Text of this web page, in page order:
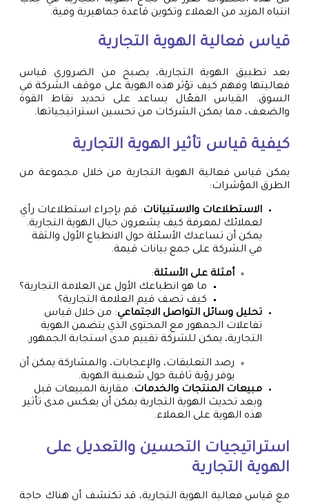
انتباه المزيد من العملاء وتكوين قاعدة جماهيرية وفية.
قياس فعالية الهوية التجارية
بعد تطبيق الهوية التجارية، يصبح من الضروري قياس
فعاليتها وفهم كيف تؤثر هذه الهوية على موقف الشركة في
السوق. القياس الفعّال يساعد على تحديد نقاط القوة
والضعف، مما يمكن الشركات من تحسين استراتيجياتها.
كيفية قياس تأثير الهوية التجارية
يمكن قياس فعالية الهوية التجارية من خلال مجموعة من
الطرق المؤشرات:
الاستطلاعات والاستبيانات: قم بإجراء استطلاعات رأي
لعملائك لمعرفة كيف يشعرون حيال الهوية التجارية.
يمكن أن تساعدك الأسئلة حول الانطباع الأول والثقة
في الشركة على جمع بيانات قيمة.
أمثلة على الأسئلة:
ما هو انطباعك الأول عن العلامة التجارية؟
كيف تصف قيم العلامة التجارية؟
تحليل وسائل التواصل الاجتماعي: من خلال قياس
تفاعلات الجمهور مع المحتوى الذي يتضمن الهوية
التجارية، يمكن للشركة تقييم مدى استجابة الجمهور.
رصد التعليقات، والإعجابات، والمشاركة يمكن أن
يوفر رؤية ثاقبة حول شعبية الهوية.
مبيعات المنتجات والخدمات: مقارنة المبيعات قبل
وبعد تحديث الهوية التجارية يمكن أن يعكس مدى تأثير
هذه الهوية على العملاء.
استراتيجيات التحسين والتعديل على
الهوية التجارية
مع قياس فعالية الهوية التجارية، قد تكتشف أن هناك حاجة